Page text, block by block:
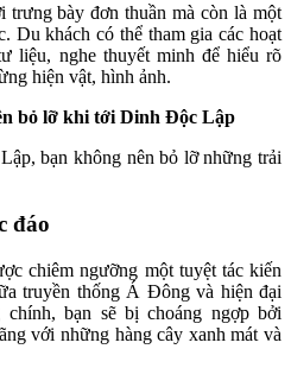
bày đơn thuần mà còn là một
Du khách có thể tham gia các hoạt
liệu, nghe thuyết minh để hiểu rõ
hiện vật, hình ảnh.
bỏ lỡ khi tới Dinh Độc Lập
bạn không nên bỏ lỡ những trải
đáo
chiêm ngưỡng một tuyệt tác kiến
truyền thống Á Đông và hiện đại
bạn sẽ bị choáng ngợp bởi
với những hàng cây xanh mát và